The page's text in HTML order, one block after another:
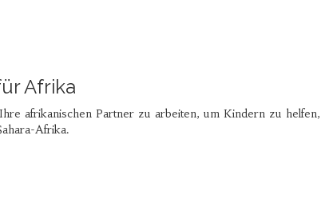
Afrika
afrikanischen Partner zu arbeiten, um Kindern zu helfen,
Afrika.